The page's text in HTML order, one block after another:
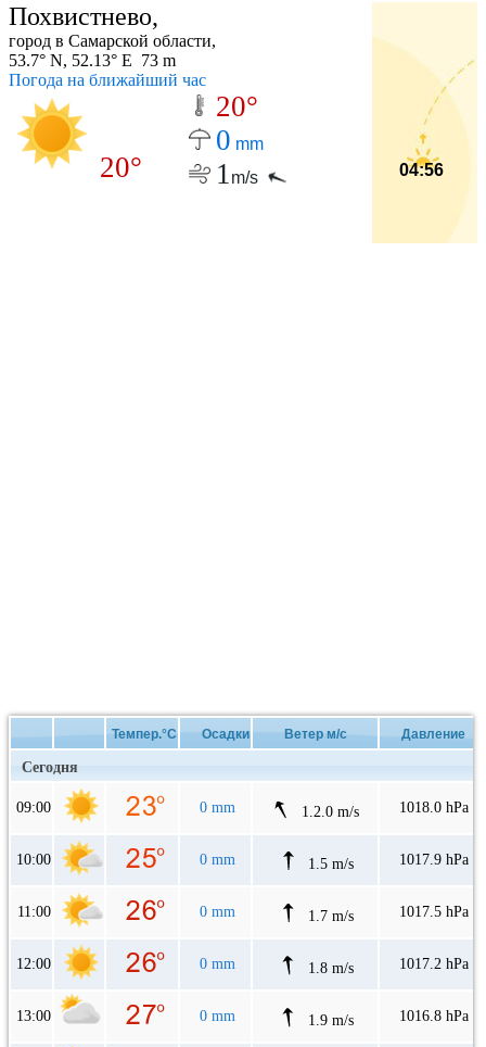
Похвистнево,
город в Самарской области,
53.7° N, 52.13° E 73 m
Погода на ближайший час
20°
20°
0 mm
1 m/s 04:56
Темпер.°C Осадки Ветер м/с Давление
Сегодня
09:00 0 mm 1.2.0 m/s 1018.0 hPa
10:00 0 mm 1.5 m/s 1017.9 hPa
11:00 0 mm 1.7 m/s 1017.5 hPa
12:00 0 mm 1.8 m/s 1017.2 hPa
13:00 0 mm 1.9 m/s 1016.8 hPa